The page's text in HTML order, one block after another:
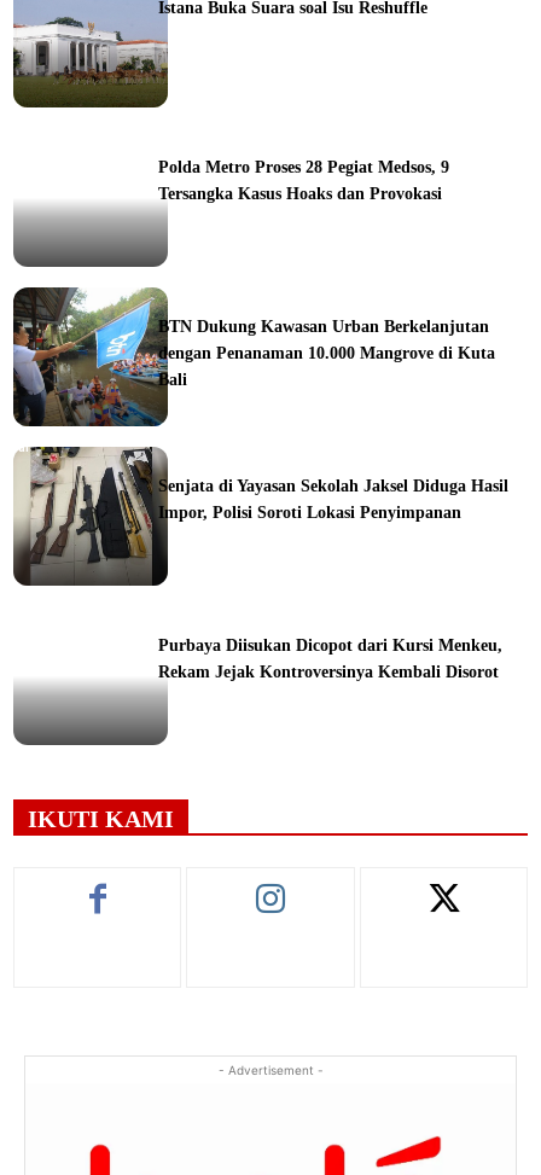
Istana Buka Suara soal Isu Reshuffle
Polda Metro Proses 28 Pegiat Medsos, 9
Tersangka Kasus Hoaks dan Provokasi
BTN Dukung Kawasan Urban Berkelanjutan
dengan Penanaman 10.000 Mangrove di Kuta
Bali
Senjata di Yayasan Sekolah Jaksel Diduga Hasil
Impor, Polisi Soroti Lokasi Penyimpanan
Purbaya Diisukan Dicopot dari Kursi Menkeu,
Rekam Jejak Kontroversinya Kembali Disorot
IKUTI KAMI
- Advertisement -